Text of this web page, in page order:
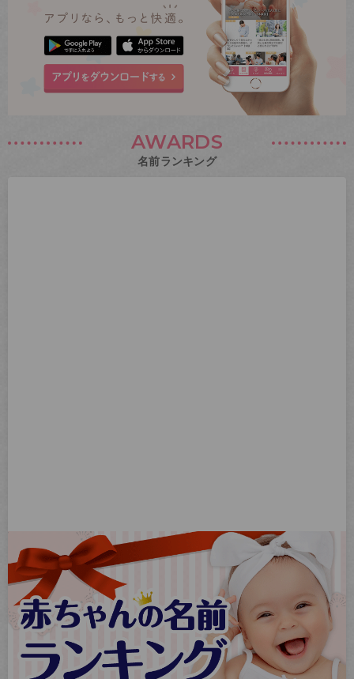
AWARDS
名前ランキング